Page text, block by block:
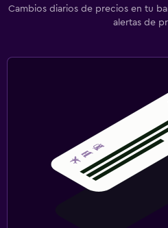
Cambios diarios de precios en tu
alertas de